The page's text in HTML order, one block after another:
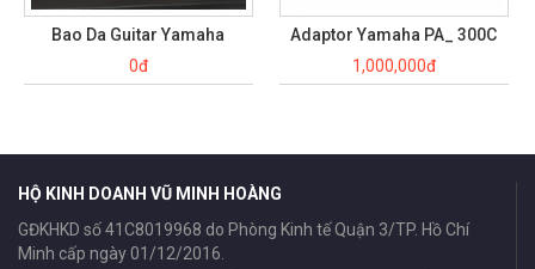
Bao Da Guitar Yamaha
0đ
Adaptor Yamaha PA_ 300C
1,000,000đ
HỘ KINH DOANH VŨ MINH HOÀNG
GĐKHKD số 41C8019968 do Phòng Kinh tế Quận 3/TP. Hồ Chí
Minh cấp ngày 01/12/2016.